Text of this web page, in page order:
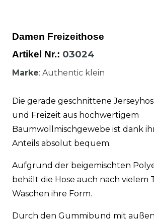
Damen Freizeithose
Artikel Nr.: 03024
Marke: Authentic klein
Die gerade geschnittene
und Freizeit aus hochwertigem
Baumwollmischgewebe ist dank
Anteils absolut bequem.
Aufgrund der beigemischten
behält die Hose auch nach vielem
Waschen ihre Form.
Durch den Gummibund mit